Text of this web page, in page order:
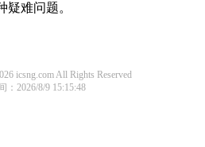
难问题。
icsng.com All Rights Reserved
：2026/8/9 15:15:48